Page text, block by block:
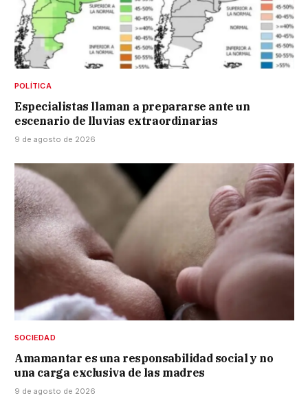
POLÍTICA
Especialistas llaman a prepararse ante un
escenario de lluvias extraordinarias
9 de agosto de 2026
SOCIEDAD
Amamantar es una responsabilidad social y no
una carga exclusiva de las madres
9 de agosto de 2026